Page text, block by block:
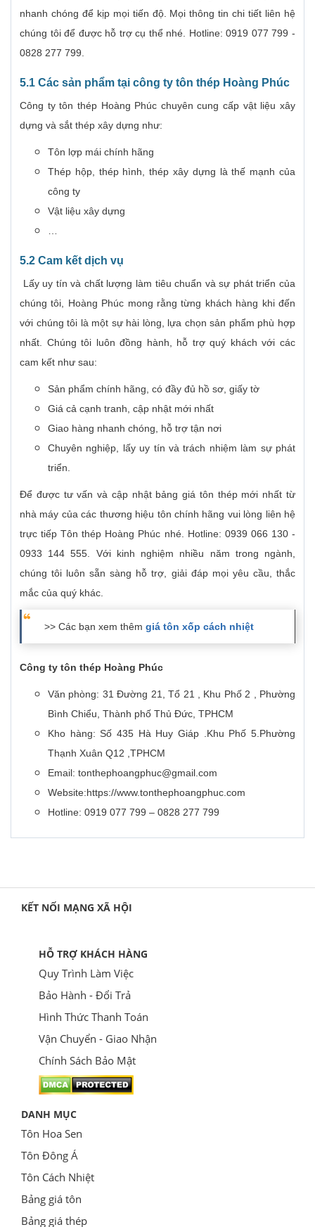
nhanh chóng để kịp mọi tiến độ. Mọi thông tin chi tiết liên hệ
chúng tôi để được hỗ trợ cụ thể nhé. Hotline: 0919 077 799 -
0828 277 799.
5.1 Các sản phẩm tại công ty tôn thép Hoàng Phúc
Công ty tôn thép Hoàng Phúc chuyên cung cấp vật liệu xây
dựng và sắt thép xây dựng như:
Tôn lợp mái chính hãng
Thép hộp, thép hình, thép xây dựng là thế mạnh của
công ty
Vật liệu xây dựng
5.2 Cam kết dịch vụ
Lấy uy tín và chất lượng làm tiêu chuẩn và sự phát triển của
chúng tôi, Hoàng Phúc mong rằng từng khách hàng khi đến
với chúng tôi là một sự hài lòng, lựa chọn sản phẩm phù hợp
nhất. Chúng tôi luôn đồng hành, hỗ trợ quý khách với các
cam kết như sau:
Sản phẩm chính hãng, có đầy đủ hồ sơ, giấy tờ
Giá cả cạnh tranh, cập nhật mới nhất
Giao hàng nhanh chóng, hỗ trợ tận nơi
Chuyên nghiệp, lấy uy tín và trách nhiệm làm sự phát
triển.
Để được tư vấn và cập nhật bảng giá tôn thép mới nhất từ
nhà máy của các thương hiệu tôn chính hãng vui lòng liên hệ
trực tiếp Tôn thép Hoàng Phúc nhé. Hotline: 0939 066 130 -
0933 144 555. Với kinh nghiệm nhiều năm trong ngành,
chúng tôi luôn sẵn sàng hỗ trợ, giải đáp mọi yêu cầu, thắc
mắc của quý khác.
>> Các bạn xem thêm giá tôn xốp cách nhiệt
Công ty tôn thép Hoàng Phúc
Văn phòng: 31 Đường 21, Tổ 21 , Khu Phố 2 , Phường
Bình Chiểu, Thành phố Thủ Đức, TPHCM
Kho hàng: Số 435 Hà Huy Giáp .Khu Phố 5.Phường
Thạnh Xuân Q12 ,TPHCM
Email: tonthephoangphuc@gmail.com
Website:https://www.tonthephoangphuc.com
Hotline: 0919 077 799 – 0828 277 799
KẾT NỐI MẠNG XÃ HỘI
HỖ TRỢ KHÁCH HÀNG
Quy Trình Làm Việc
Bảo Hành - Đổi Trả
Hình Thức Thanh Toán
Vận Chuyển - Giao Nhận
Chính Sách Bảo Mật
DANH MỤC
Tôn Hoa Sen
Tôn Đông Á
Tôn Cách Nhiệt
Bảng giá tôn
Bảng giá thép